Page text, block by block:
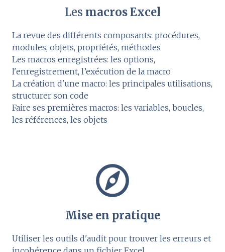
Les macros Excel
La revue des différents composants: procédures,
modules, objets, propriétés, méthodes
Les macros enregistrées: les options,
l'enregistrement, l’exécution de la macro
La création d'une macro: les principales utilisations,
structurer son code
Faire ses premières macros: les variables, boucles,
les références, les objets
Mise en pratique
Utiliser les outils d'audit pour trouver les erreurs et